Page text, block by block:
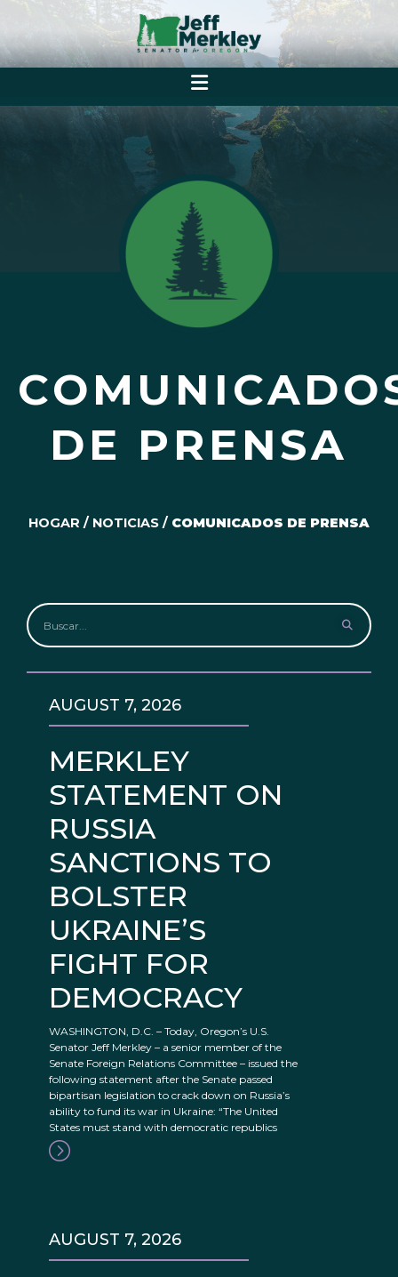
DE PRENSA
HOGAR / NOTICIAS / COMUNICADOS DE PRENSA
MERKLEY
STATEMENT ON
RUSSIA
SANCTIONS TO
BOLSTER
UKRAINE’S
FIGHT FOR
DEMOCRACY
AUGUST 7, 2026
WASHINGTON, D.C. – Today, Oregon’s U.S.
Senator Jeff Merkley – a senior member of the
Senate Foreign Relations Committee – issued the
following statement after the Senate passed
bipartisan legislation to crack down on Russia’s
ability to fund its war in Ukraine: “The United
States must stand with democratic republics
AUGUST 7, 2026